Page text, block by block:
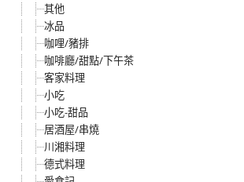
其他
冰品
咖哩/豬排
咖啡廳/甜點/下午茶
客家料理
小吃
小吃-甜品
居酒屋/串燒
川湘料理
德式料理